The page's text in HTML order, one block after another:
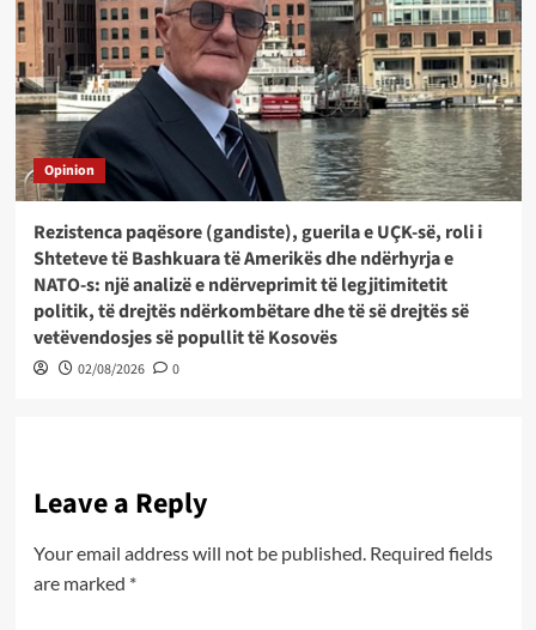
Opinion
Rezistenca paqësore (gandiste), guerila e UÇK-së, roli i
Shteteve të Bashkuara të Amerikës dhe ndërhyrja e
NATO-s: një analizë e ndërveprimit të legjitimitetit
politik, të drejtës ndërkombëtare dhe të së drejtës së
vetëvendosjes së popullit të Kosovës
02/08/2026 0
Leave a Reply
Your email address will not be published. Required fields
are marked *